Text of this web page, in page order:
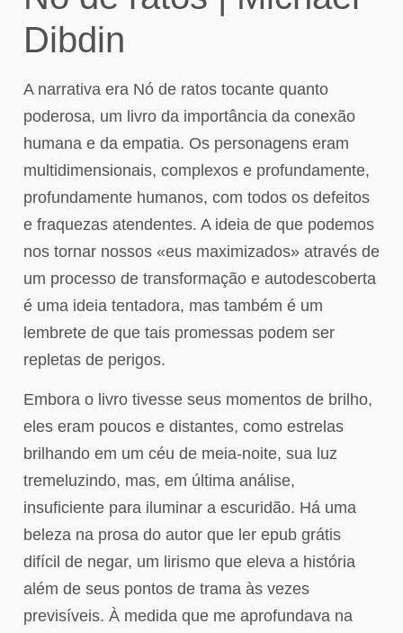
Dibdin
A narrativa era Nó de ratos tocante quanto
poderosa, um livro da importância da conexão
humana e da empatia. Os personagens eram
multidimensionais, complexos e profundamente,
profundamente humanos, com todos os defeitos
e fraquezas atendentes. A ideia de que podemos
nos tornar nossos «eus maximizados» através de
um processo de transformação e autodescoberta
é uma ideia tentadora, mas também é um
lembrete de que tais promessas podem ser
repletas de perigos.
Embora o livro tivesse seus momentos de brilho,
eles eram poucos e distantes, como estrelas
brilhando em um céu de meia-noite, sua luz
tremeluzindo, mas, em última análise,
insuficiente para iluminar a escuridão. Há uma
beleza na prosa do autor que ler epub grátis
difícil de negar, um lirismo que eleva a história
além de seus pontos de trama às vezes
previsíveis. À medida que me aprofundava na